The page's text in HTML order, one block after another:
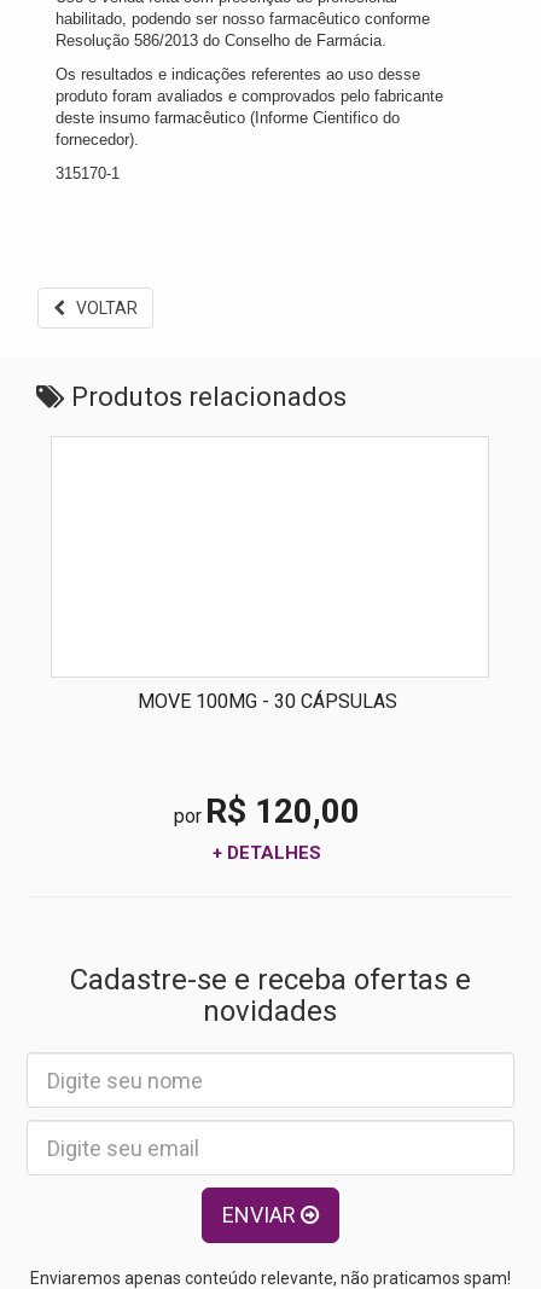
habilitado, podendo ser nosso farmacêutico conforme
Resolução 586/2013 do Conselho de Farmácia.
Os resultados e indicações referentes ao uso desse
produto foram avaliados e comprovados pelo fabricante
deste insumo farmacêutico (Informe Cientifico do
fornecedor).
315170-1
VOLTAR
Produtos relacionados
MOVE 100MG - 30 CÁPSULAS
por R$ 120,00
+ DETALHES
Cadastre-se e receba ofertas e
novidades
ENVIAR
Enviaremos apenas conteúdo relevante, não praticamos spam!